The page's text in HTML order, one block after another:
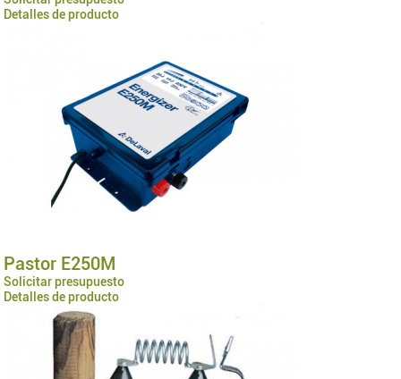
Detalles de producto
Pastor E250M
Solicitar presupuesto
Detalles de producto